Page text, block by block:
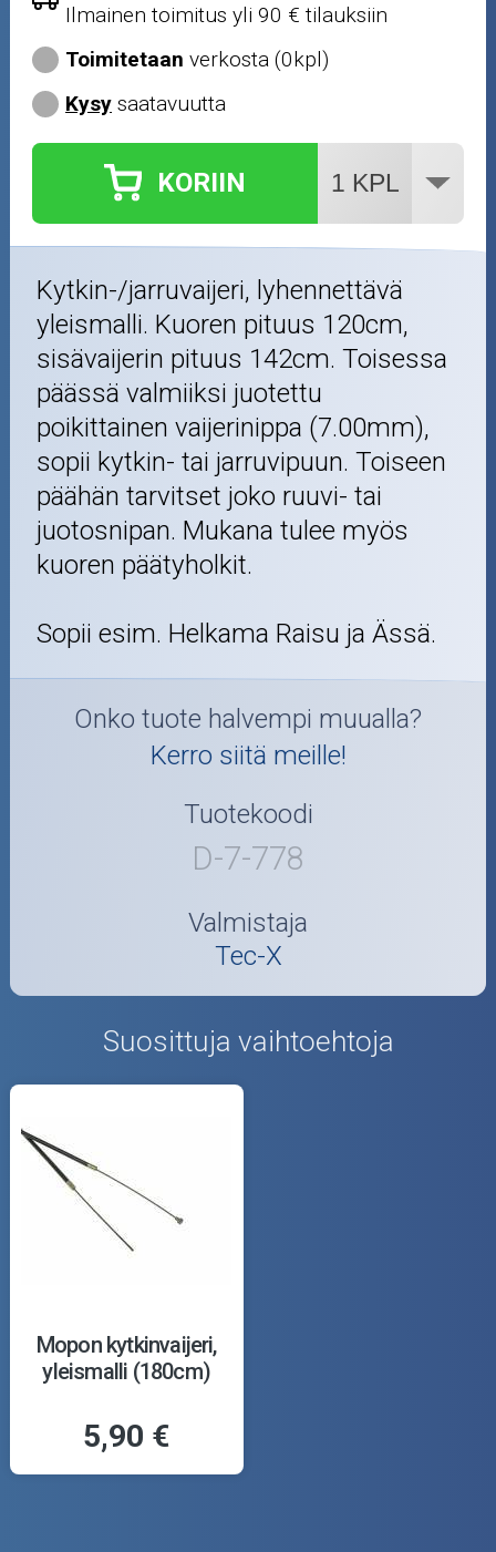
Nastarenkaat
Renkaat ja vanteet
Öljyt ja kemikaalit
Ilmainen toimitus yli 90 € tilauksiin
Toimitetaan verkosta (0kpl)
Kysy saatavuutta
KORIIN
Kytkin-/jarruvaijeri, lyhennettävä
yleismalli. Kuoren pituus 120cm,
sisävaijerin pituus 142cm. Toisessa
päässä valmiiksi juotettu
poikittainen vaijerinippa (7.00mm),
sopii kytkin- tai jarruvipuun. Toiseen
päähän tarvitset joko ruuvi- tai
juotosnipan. Mukana tulee myös
kuoren päätyholkit.
Sopii esim. Helkama Raisu ja Ässä.
Onko tuote halvempi muualla?
Kerro siitä meille!
Tuotekoodi
D-7-778
Valmistaja
Tec-X
Suosittuja vaihtoehtoja
Mopon kytkinvaijeri,
yleismalli (180cm)
5,90 €